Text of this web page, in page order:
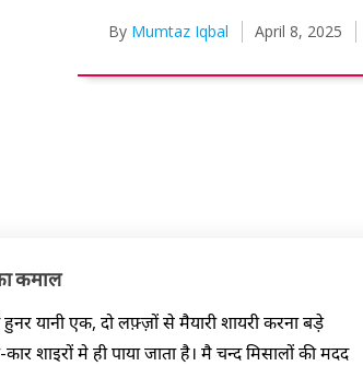
By Mumtaz Iqbal April 8, 2025
कमाल
यानी एक, दो लफ़्ज़ों से मैयारी शायरी करना बड़े
शाइरों मे ही पाया जाता है। मै चन्द मिसालों की मदद